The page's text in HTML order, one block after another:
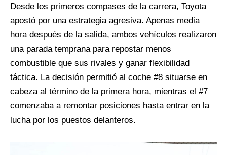
Desde los primeros compases de la carrera, Toyota
apostó por una estrategia agresiva. Apenas media
hora después de la salida, ambos vehículos realizaron
una parada temprana para repostar menos
combustible que sus rivales y ganar flexibilidad
táctica. La decisión permitió al coche #8 situarse en
cabeza al término de la primera hora, mientras el #7
comenzaba a remontar posiciones hasta entrar en la
lucha por los puestos delanteros.